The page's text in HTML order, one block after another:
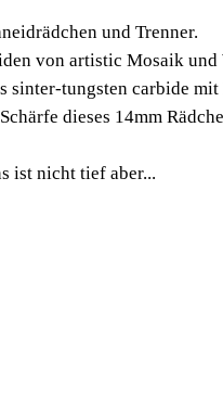
und Trenner.
von artistic Mosaik
sinter-tungsten carbide
dieses 14mm
ist nicht tief aber...